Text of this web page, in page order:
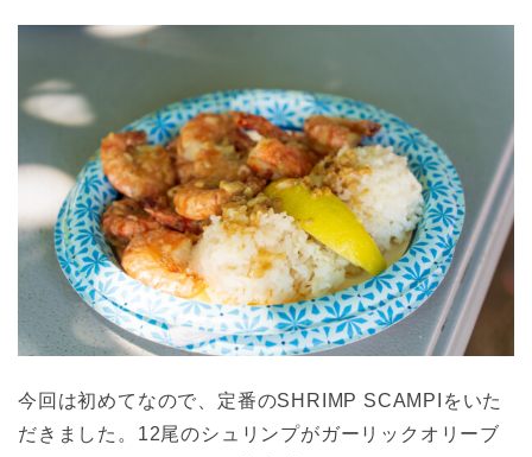
今回は初めてなので、定番のSHRIMP SCAMPIをいた
だきました。12尾のシュリンプがガーリックオリーブ